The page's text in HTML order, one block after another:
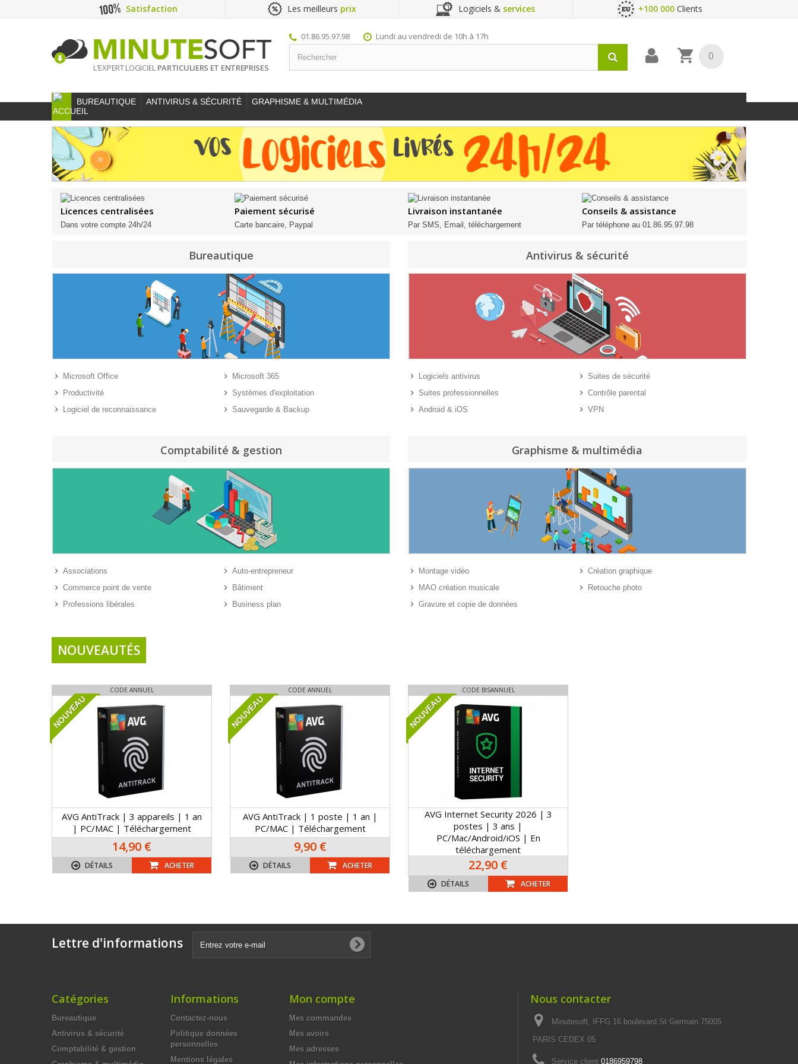
Satisfaction Les meilleurs prix Logiciels & services +100 000Clients
L'EXPERT LOGICIEL PARTICULIERS ET ENTREPRISES
01.86.95.97.98 Lundi au vendredi de 10h à 17h
0
BUREAUTIQUE ANTIVIRUS & SÉCURITÉ GRAPHISME & MULTIMÉDIA
Licences centralisées
Dans votre compte 24h/24
Paiement sécurisé
Carte bancaire, Paypal
Livraison instantanée
Par SMS, Email, téléchargement
Conseils & assistance
Par téléphone au 01.86.95.97.98
Bureautique
Microsoft Office
Microsoft 365
Productivité
Systèmes d'exploitation
Logiciel de reconnaissance
Sauvegarde & Backup
Antivirus & sécurité
Logiciels antivirus
Suites de sécurité
Suites professionnelles
Contrôle parental
Android & iOS
VPN
Comptabilité & gestion
Associations
Auto-entrepreneur
Commerce point de vente
Bâtiment
Professions libérales
Business plan
Graphisme & multimédia
Montage vidéo
Création graphique
MAO création musicale
Retouche photo
Gravure et copie de données
NOUVEAUTÉS
CODE ANNUEL
NOUVEAU
AVG AntiTrack | 3 appareils | 1 an
| PC/MAC | Téléchargement
14,90 €
DÉTAILS ACHETER
CODE ANNUEL
NOUVEAU
AVG AntiTrack | 1 poste | 1 an |
PC/MAC | Téléchargement
9,90 €
DÉTAILS ACHETER
CODE BISANNUEL
NOUVEAU
AVG Internet Security 2026 | 3
postes | 3 ans |
PC/Mac/Android/iOS | En
téléchargement
22,90 €
DÉTAILS ACHETER
Lettre d'informations
Catégories
Bureautique
Antivirus & sécurité
Comptabilité & gestion
Informations
Contactez-nous
Politique données
personnelles
Mentions légales
Mon compte
Mes commandes
Mes avoirs
Mes adresses
Nous contacter
Minutesoft, IFFG 16 boulevard St Germain 75005
PARIS CEDEX 05
Service client 0186959798